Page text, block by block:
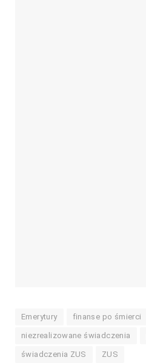
Emerytury finanse po śmierci
niezrealizowane świadczenia
świadczenia ZUS ZUS